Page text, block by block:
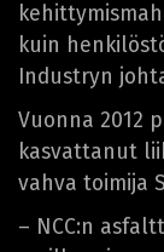
kuin
Industryn
Vuonna 2012
kasvattanut
vahva toimija
– NCC:n